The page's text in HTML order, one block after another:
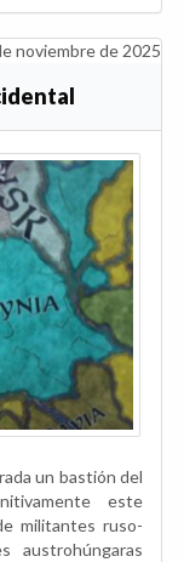
noviembre de 2025
un bastión del
este
militantes ruso-
austrohúngaras